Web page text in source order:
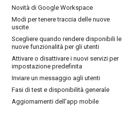
Novità di Google Workspace
Modi per tenere traccia delle nuove
uscite
Scegliere quando rendere disponibili le
nuove funzionalità per gli utenti
Attivare o disattivare i nuovi servizi per
impostazione predefinita
Inviare un messaggio agli utenti
Fasi di test e disponibilità generale
Aggiornamenti dell'app mobile
Documentazione e formazione
Centri assistenza
Guide per gli sviluppatori
Centro didattico
Google Cloud Skills Boost